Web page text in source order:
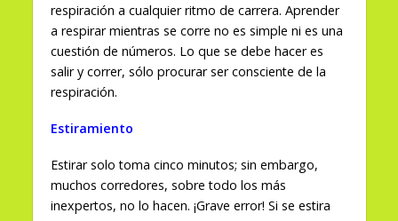
respiración a cualquier ritmo de carrera. Aprender
a respirar mientras se corre no es simple ni es una
cuestión de números. Lo que se debe hacer es
salir y correr, sólo procurar ser consciente de la
respiración.
Estiramiento
Estirar solo toma cinco minutos; sin embargo,
muchos corredores, sobre todo los más
inexpertos, no lo hacen. ¡Grave error! Si se estira